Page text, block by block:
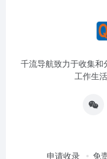
千流导航致力于收集
工作生
申请收录 免